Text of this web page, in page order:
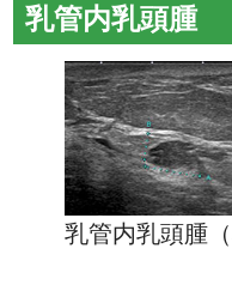
乳管内乳頭腫
乳管内乳頭腫